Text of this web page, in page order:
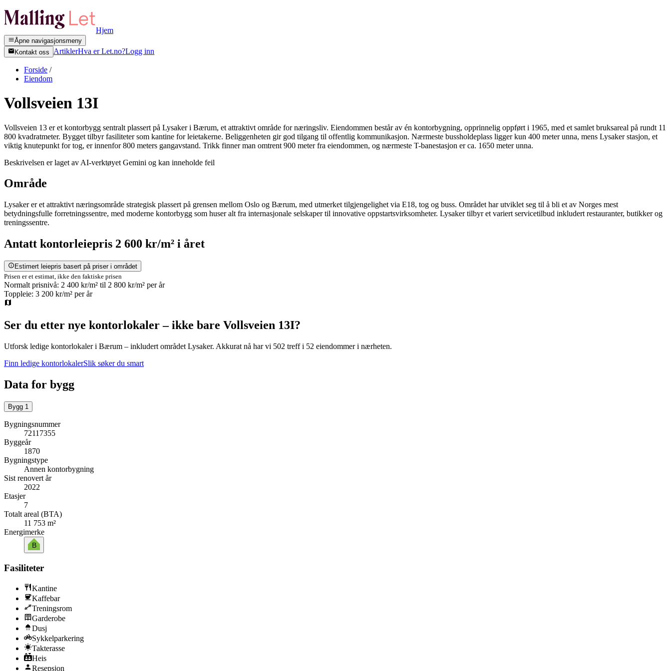
Hjem
Åpne navigasjonsmeny
Kontakt oss
ArtiklerHva er Let.no?Logg inn
Forside /
Eiendom
Vollsveien 13I
Vollsveien 13 er et kontorbygg sentralt plassert på Lysaker i Bærum, et attraktivt område for næringsliv. Eiendommen består av én kontorbygning, opprinnelig oppført i 1965, med et samlet bruksareal på rundt 11
800 kvadratmeter. Bygget tilbyr fasiliteter som kantine for leietakerne. Beliggenheten gir god tilgang til offentlig kommunikasjon. Nærmeste bussholdeplass ligger kun 400 meter unna, mens Lysaker stasjon, et
viktig knutepunkt for tog, er innenfor 800 meters gangavstand. Trikk finner man omtrent 900 meter fra eiendommen, og nærmeste T-banestasjon er ca. 1650 meter unna.
Beskrivelsen er laget av AI-verktøyet Gemini og kan inneholde feil
Område
Lysaker er et attraktivt næringsområde strategisk plassert på grensen mellom Oslo og Bærum, med utmerket tilgjengelighet via E18, tog og buss. Området har utviklet seg til å bli et av Norges mest
betydningsfulle forretningssentre, med moderne kontorbygg som huser alt fra internasjonale selskaper til innovative oppstartsvirksomheter. Lysaker tilbyr et variert servicetilbud inkludert restauranter, butikker og
treningssentre.
Antatt kontorleiepris 2 600 kr/m² i året
Estimert leiepris basert på priser i området
Prisen er et estimat, ikke den faktiske prisen
Normalt prisnivå: 2 400 kr/m² til 2 800 kr/m² per år
Toppleie: 3 200 kr/m² per år
Ser du etter nye kontorlokaler – ikke bare Vollsveien 13I?
Utforsk ledige kontorlokaler i Bærum – inkludert området Lysaker. Akkurat nå har vi 502 treff i 52 eiendommer i nærheten.
Finn ledige kontorlokalerSlik søker du smart
Data for bygg
Bygg 1
Bygningsnummer
72117355
Byggeår
1870
Bygningstype
Annen kontorbygning
Sist renovert år
2022
Etasjer
7
Totalt areal (BTA)
11 753 m²
Energimerke
B
Fasiliteter
Kantine
Kaffebar
Treningsrom
Garderobe
Dusj
Sykkelparkering
Takterasse
Heis
Resepsjon